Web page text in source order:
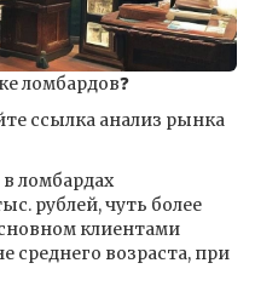
ломбардов❓
ссылка анализ рынка
ломбардах
рублей, чуть более
клиентами
среднего возраста, при